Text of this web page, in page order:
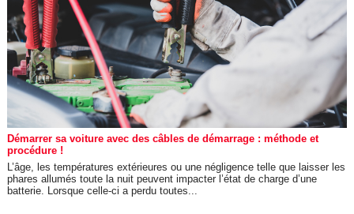
Démarrer sa voiture avec des câbles de démarrage : méthode et
procédure !
L’âge, les températures extérieures ou une négligence telle que laisser les
phares allumés toute la nuit peuvent impacter l’état de charge d’une
batterie. Lorsque celle-ci a perdu toutes...